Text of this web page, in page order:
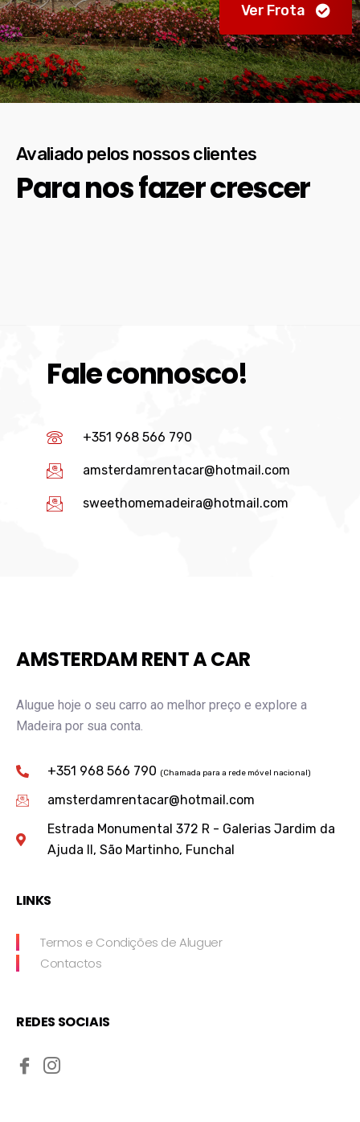
Ver Frota
Avaliado pelos nossos clientes
Para nos fazer crescer
Fale connosco!
+351 968 566 790
amsterdamrentacar@hotmail.com
sweethomemadeira@hotmail.com
AMSTERDAM RENT A CAR
Alugue hoje o seu carro ao melhor preço e explore a
Madeira por sua conta.
+351 968 566 790 (Chamada para a rede móvel nacional)
amsterdamrentacar@hotmail.com
Estrada Monumental 372 R - Galerias Jardim da
Ajuda II, São Martinho, Funchal
LINKS
Termos e Condições de Aluguer
Contactos
REDES SOCIAIS